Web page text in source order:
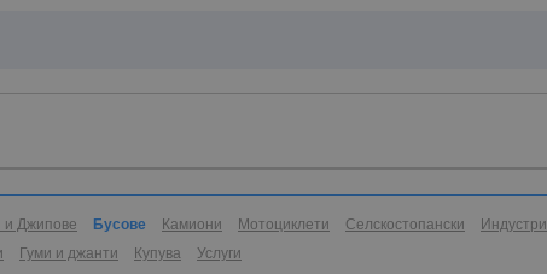
и Джипове Бусове Камиони Мотоциклети Селскостопански
Гуми и джанти Купува Услуги